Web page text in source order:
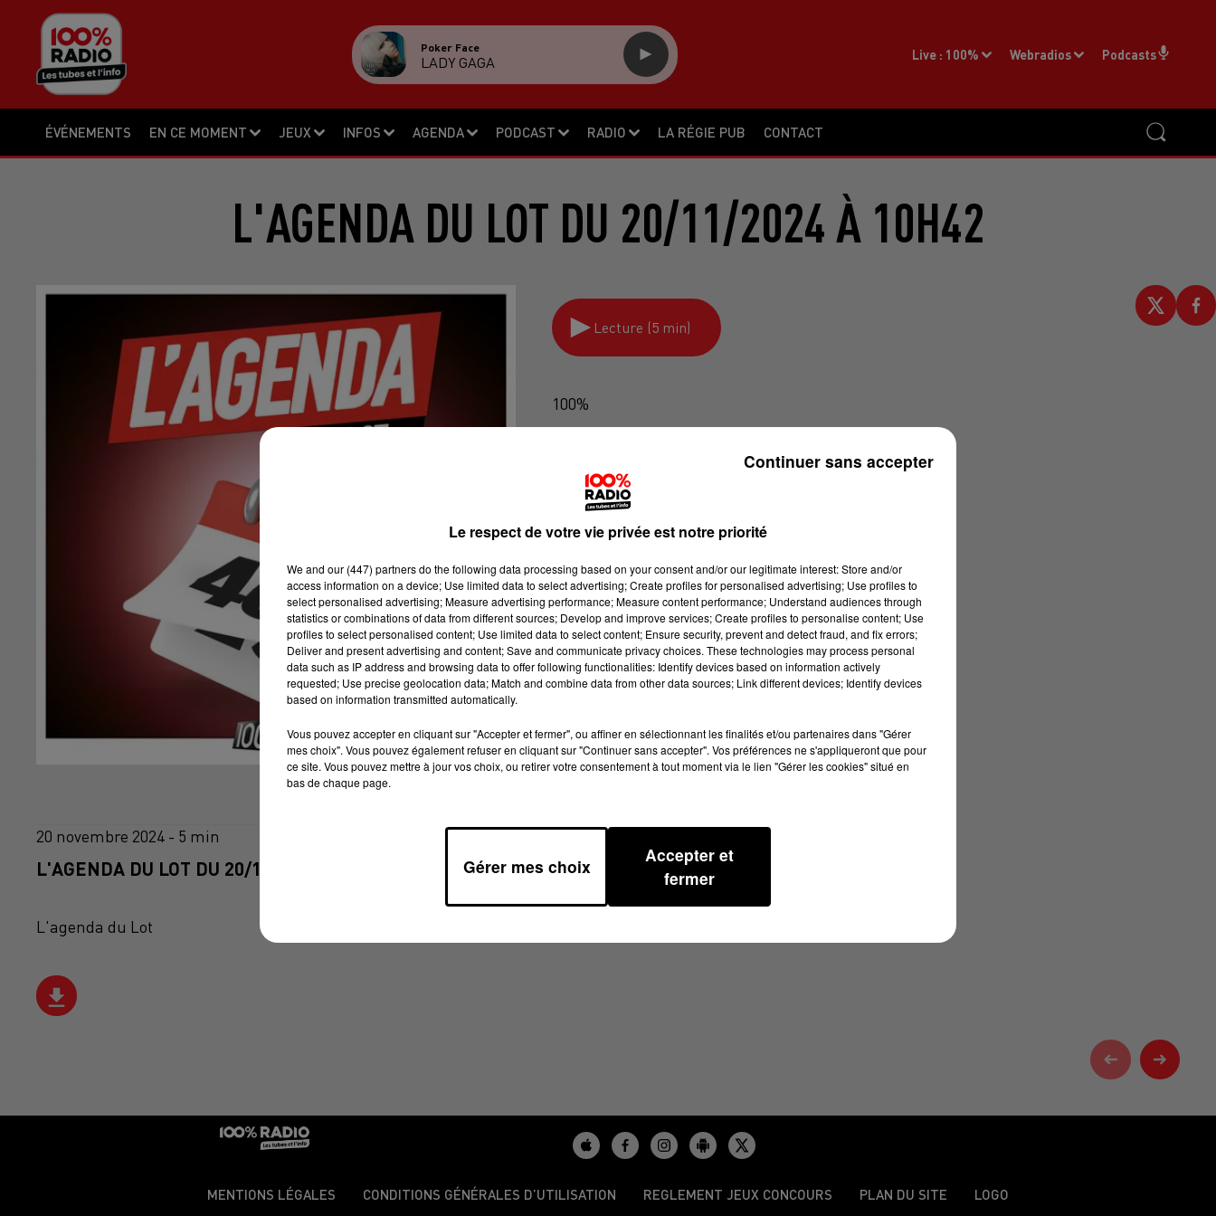
ÉVÉNEMENTS EN CE MOMENT JEUX INFOS AGENDA PODCAST RADIO LA RÉGIE PUB CONTACT
Live : 100% Webradios Podcasts
Poker Face
LADY GAGA
L'AGENDA DU LOT DU 20/11/2024 À 10H42
Lecture (5 min)
100%
20 novembre 2024 - 5 min
L'AGENDA DU LOT DU 20/11/2024 À 10H42
L'agenda du Lot
MENTIONS LÉGALES CONDITIONS GÉNÉRALES D’UTILISATION REGLEMENT JEUX CONCOURS PLAN DU SITE LOGO
Le respect de votre vie privée est notre priorité
We and our (447) partnersdo the following data processing based on your consent and/or our legitimate interest: Store and/or
access information on a device; Use limited data to select advertising; Create profiles for personalised advertising; Use profiles to
select personalised advertising; Measure advertising performance; Measure content performance; Understand audiences through
statistics or combinations of data from different sources; Develop and improve services; Create profiles to personalise content; Use
profiles to select personalised content; Use limited data to select content; Ensure security, prevent and detect fraud, and fix errors;
Deliver and present advertising and content; Save and communicate privacy choices. These technologies may process personal
data such as IP address and browsing data to offer following functionalities: Identify devices based on information actively
requested; Use precise geolocation data; Match and combine data from other data sources; Link different devices; Identify devices
based on information transmitted automatically.
Vous pouvez accepter en cliquant sur "Accepter et fermer", ou affiner en sélectionnant les finalités et/ou partenaires dans "Gérer
mes choix". Vous pouvez également refuser en cliquant sur "Continuer sans accepter". Vos préférences ne s'appliqueront que pour
ce site. Vous pouvez mettre à jour vos choix, ou retirer votre consentement à tout moment via le lien "Gérer les cookies" situé en
bas de chaque page.
Gérer mes choix
Accepter et
fermer
Continuer sans accepter